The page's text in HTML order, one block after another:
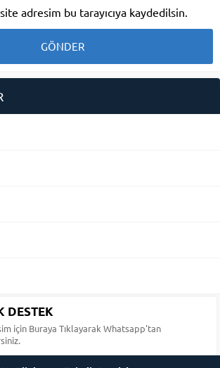
adresim bu tarayıcıya kaydedilsin.
DESTEK
için Buraya Tıklayarak Whatsapp'tan